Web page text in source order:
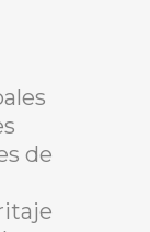
de